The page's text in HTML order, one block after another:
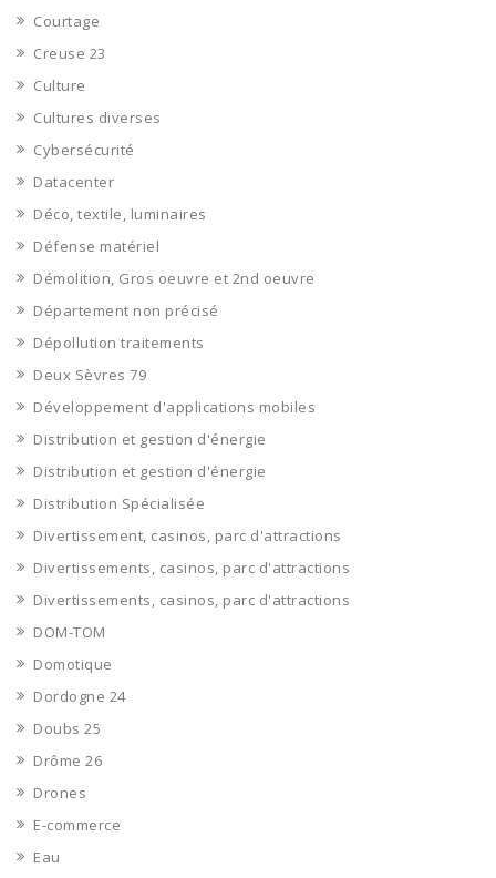
Courtage
Creuse 23
Culture
Cultures diverses
Cybersécurité
Datacenter
Déco, textile, luminaires
Défense matériel
Démolition, Gros oeuvre et 2nd oeuvre
Département non précisé
Dépollution traitements
Deux Sèvres 79
Développement d'applications mobiles
Distribution et gestion d'énergie
Distribution et gestion d'énergie
Distribution Spécialisée
Divertissement, casinos, parc d'attractions
Divertissements, casinos, parc d'attractions
Divertissements, casinos, parc d'attractions
DOM-TOM
Domotique
Dordogne 24
Doubs 25
Drôme 26
Drones
E-commerce
Eau